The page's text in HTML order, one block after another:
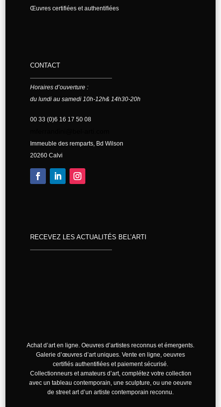
Œuvres certifiées et authentifiées
CONTACT
Horaires d’ouverture :
du lundi au samedi 10h-12h& 14h30-20h
00 33 (0)6 16 17 50 08
Immeuble des remparts, Bd Wilson
20260 Calvi
RECEVEZ LES ACTUALITÉS BEL’ARTI
Achat d’art en ligne. Oeuvres d’artistes reconnus et émergents.
Galerie d’œuvres d’art uniques. Vente en ligne, oeuvres
certifiés authentifiées et paiement sécurisé.
Collectionneurs et amateurs d’art, complétez votre collection
avec un tableau contemporain, une sculpture, ou une oeuvre
de street art d’un artiste contemporain reconnu.